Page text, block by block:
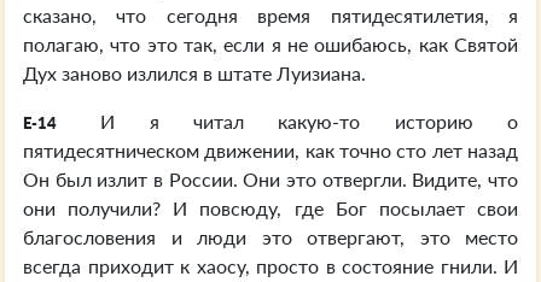
сказано, что сегодня время пятидесятилетия, я
полагаю, что это так, если я не ошибаюсь, как Святой
Дух заново излился в штате Луизиана.
E-14
И я читал какую-то историю о
пятидесятническом движении, как точно сто лет назад
Он был излит в России. Они это отвергли. Видите, что
они получили? И повсюду, где Бог посылает свои
благословения и люди это отвергают, это место
всегда приходит к хаосу, просто в состояние гнили. И